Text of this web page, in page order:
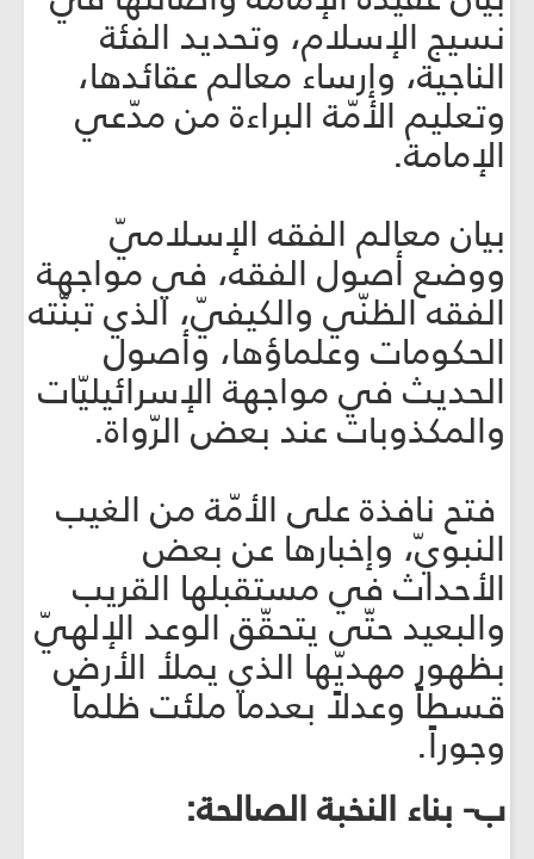
نسيج الإسلام، وتحديد الفئة
الناجية، وإرساء معالم عقائدها،
وتعليم الأمّة البراءة من مدّعي
الإمامة.
بيان معالم الفقه الإسلاميّ
ووضع أصول الفقه، في مواجهة
الفقه الظنّي والكيفيّ، الذي تبنّته
الحكومات وعلماؤها، وأصول
الحديث في مواجهة الإسرائيليّات
والمكذوبات عند بعض الرّواة.
فتح نافذة على الأمّة من الغيب
النبويّ، وإخبارها عن بعض
الأحداث في مستقبلها القريب
والبعيد حتّى يتحقّق الوعد الإلهيّ
بظهور مهديّها الذي يملأ الأرض
قسطاً وعدلاً بعدما ملئت ظلماً
وجوراً.
ب- بناء النخبة الصالحة: